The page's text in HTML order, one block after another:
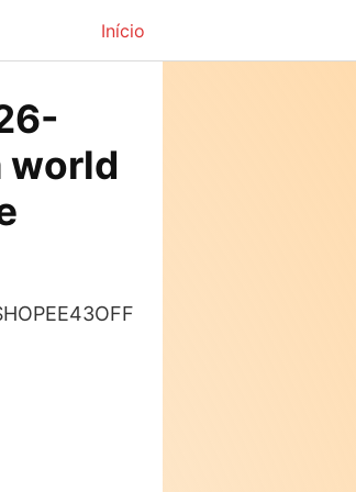
Início
world